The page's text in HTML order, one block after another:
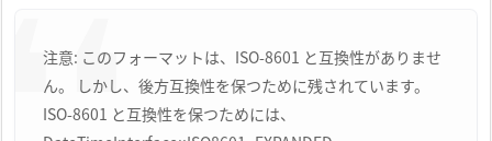
注意: このフォーマットは、ISO-8601 と互換性がありませ
ん。 しかし、後方互換性を保つために残されています。
ISO-8601 と互換性を保つためには、